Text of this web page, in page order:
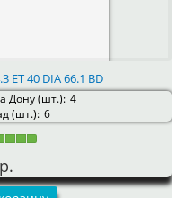
ET 40 DIA 66.1 BD
Дону (шт.): 4
(шт.): 6